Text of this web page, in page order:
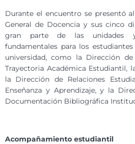
Durante el encuentro se presentó
General de Docencia y sus cinco
gran parte de las unidades
fundamentales para los
universidad, como la Dirección
Trayectoria Académica Estudiantil,
la Dirección de Relaciones
Enseñanza y Aprendizaje, y la
Documentación Bibliográfica
Acompañamiento estudiantil